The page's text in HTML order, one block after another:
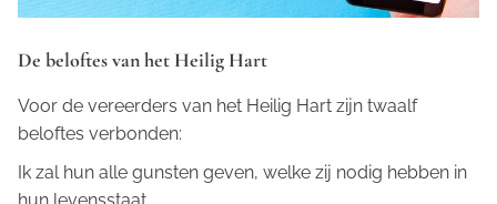
De beloftes van het Heilig Hart
Voor de vereerders van het Heilig Hart zijn twaalf
beloftes verbonden:
Ik zal hun alle gunsten geven, welke zij nodig hebben in